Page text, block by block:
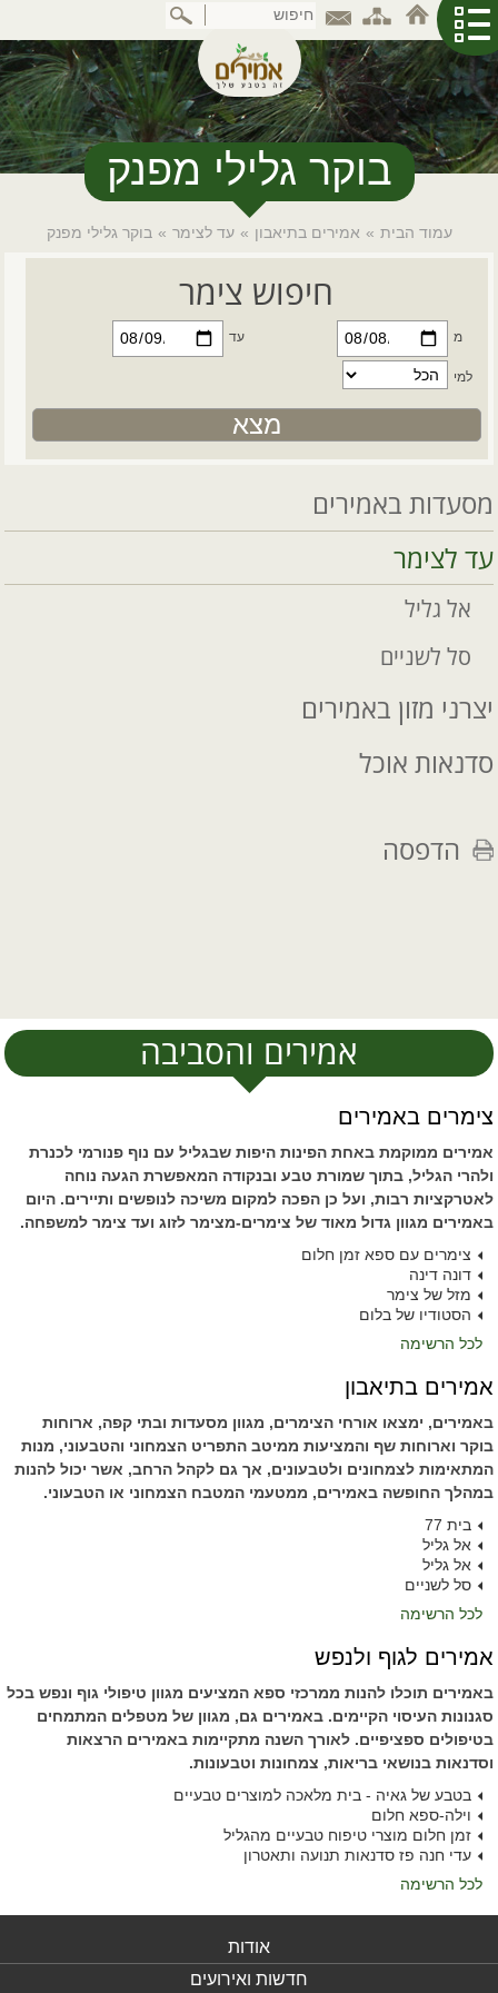
לתוכן
המרכזי
בוקר גלילי מפנק
עמוד הבית » אמירים בתיאבון » עד לצימר » בוקר גלילי מפנק
חיפוש צימר
מ עד
למי
מסעדות באמירים
עד לצימר
אל גליל
סל לשניים
יצרני מזון באמירים
סדנאות אוכל
הדפסה
אמירים והסביבה
צימרים באמירים
אמירים ממוקמת באחת הפינות היפות שבגליל עם נוף פנורמי לכנרת
ולהרי הגליל, בתוך שמורת טבע ובנקודה המאפשרת הגעה נוחה
לאטרקציות רבות, ועל כן הפכה למקום משיכה לנופשים ותיירים. היום
באמירים מגוון גדול מאוד של צימרים-מצימר לזוג ועד צימר למשפחה.
צימרים עם ספא זמן חלום
דונה דינה
מזל של צימר
הסטודיו של בלום
לכל הרשימה
אמירים בתיאבון
באמירים, ימצאו אורחי הצימרים, מגוון מסעדות ובתי קפה, ארוחות
בוקר וארוחות שף והמציעות ממיטב התפריט הצמחוני והטבעוני, מנות
המתאימות לצמחונים ולטבעונים, אך גם לקהל הרחב, אשר יכול להנות
במהלך החופשה באמירים, ממטעמי המטבח הצמחוני או הטבעוני.
בית 77
אל גליל
אל גליל
סל לשניים
לכל הרשימה
אמירים לגוף ולנפש
באמירים תוכלו להנות ממרכזי ספא המציעים מגוון טיפולי גוף ונפש בכל
סגנונות העיסוי הקיימים. באמירים גם, מגוון של מטפלים המתמחים
בטיפולים ספציפיים. לאורך השנה מתקיימות באמירים הרצאות
וסדנאות בנושאי בריאות, צמחונות וטבעונות.
בטבע של גאיה - בית מלאכה למוצרים טבעיים
וילה-ספא חלום
זמן חלום מוצרי טיפוח טבעיים מהגליל
עדי חנה פז סדנאות תנועה ותאטרון
לכל הרשימה
אודות
חדשות ואירועים